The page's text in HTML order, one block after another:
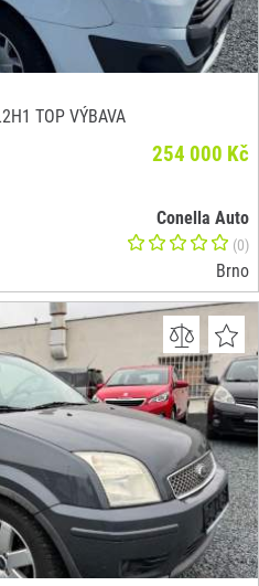
TOP VÝBAVA
254 000 Kč
Conella Auto
(0)
Brno